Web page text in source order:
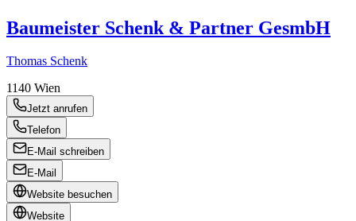
Baumeister Schenk & Partner GesmbH
Thomas Schenk
1140 Wien
Jetzt anrufen
Telefon
E-Mail schreiben
E-Mail
Website besuchen
Website